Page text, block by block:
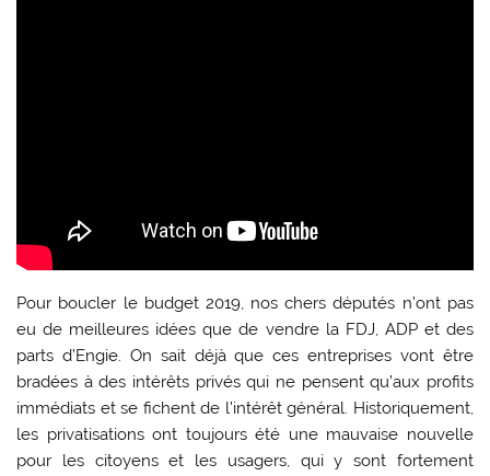
Pour boucler le budget 2019, nos chers députés n’ont pas
eu de meilleures idées que de vendre la FDJ, ADP et des
parts d’Engie. On sait déjà que ces entreprises vont être
bradées à des intérêts privés qui ne pensent qu’aux profits
immédiats et se fichent de l’intérêt général. Historiquement,
les privatisations ont toujours été une mauvaise nouvelle
pour les citoyens et les usagers, qui y sont fortement